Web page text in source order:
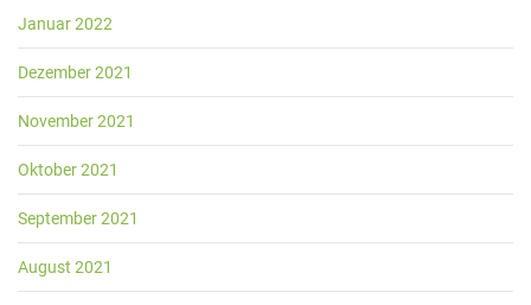
Januar 2022
Dezember 2021
November 2021
Oktober 2021
September 2021
August 2021